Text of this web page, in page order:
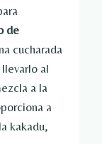
de
cucharada
al
a la
a
kakadu,